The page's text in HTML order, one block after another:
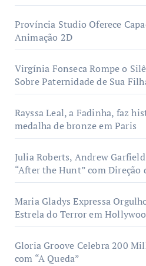
Província Studio Oferece
Animação 2D
Virgínia Fonseca Rompe o
Sobre Paternidade de Sua
Rayssa Leal, a Fadinha, faz
medalha de bronze em Paris
Julia Roberts, Andrew
“After the Hunt” com Direção
Maria Gladys Expressa
Estrela do Terror em
Gloria Groove Celebra 200
com “A Queda”